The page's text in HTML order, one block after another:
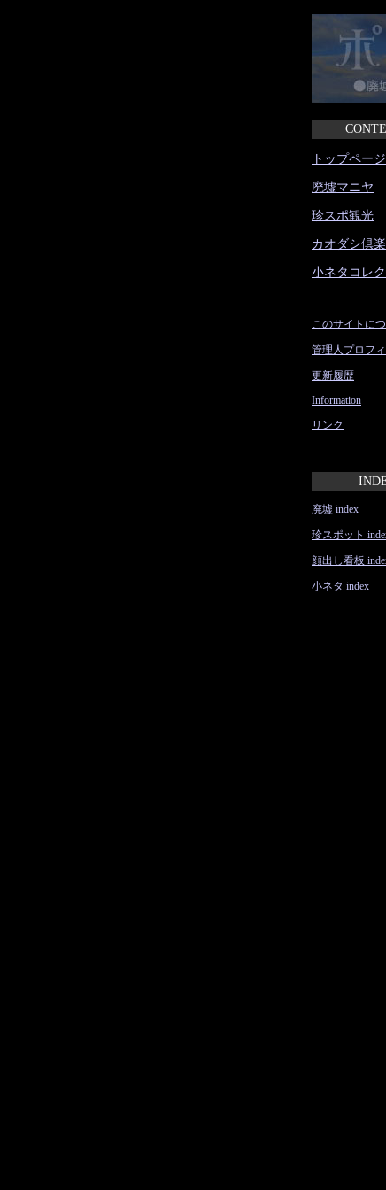
トップページ
廃墟マニヤ
珍スポ観光
カオダシ倶
小ネタコレ
このサイトに
管理人プロフ
更新履歴
Information
リンク
廃墟 index
珍スポット
顔出し看板
小ネタ index